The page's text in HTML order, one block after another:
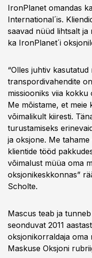
IronPlanet omandas
International´is.
saavad nüüd lihtsalt ja
ka IronPlanet´i
“Olles juhtiv
transpordivahendite
missiooniks viia kokku
Me mõistame, et meie
võimalikult kiiresti.
turustamiseks
ja oksjone. Me
klientide tööd
võimalust müüa oma
oksjonikeskkonnas”
Scholte.
Mascus teab ja
seonduvat 2011
oksjonikorraldaja oma
Maskuse Oksjoni